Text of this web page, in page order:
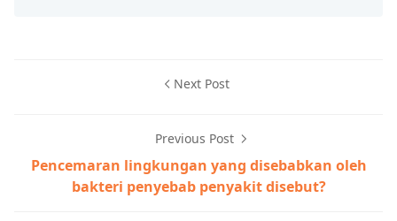
Next Post
Previous Post
Pencemaran lingkungan yang disebabkan oleh
bakteri penyebab penyakit disebut?